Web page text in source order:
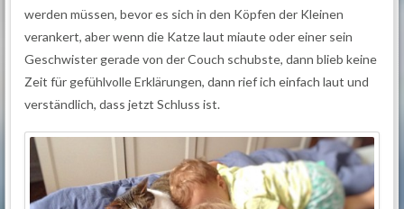
werden müssen, bevor es sich in den Köpfen der Kleinen
verankert, aber wenn die Katze laut miaute oder einer sein
Geschwister gerade von der Couch schubste, dann blieb keine
Zeit für gefühlvolle Erklärungen, dann rief ich einfach laut und
verständlich, dass jetzt Schluss ist.